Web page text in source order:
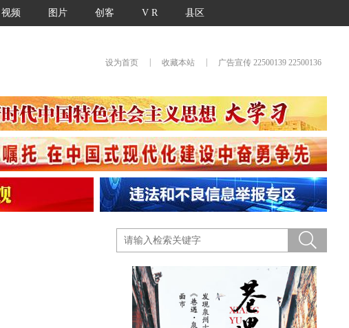
视频 图片 创客 V R 县区
设为首页 收藏本站 广告宣传 22500139 22500136